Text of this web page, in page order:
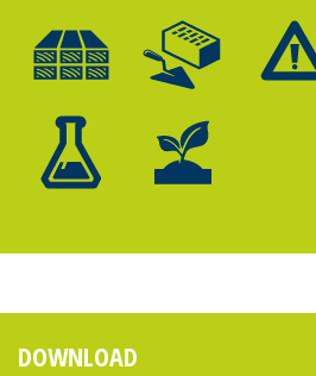
DOWNLOAD